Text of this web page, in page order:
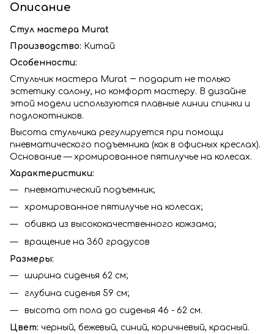
Описание
Стул мастера Murat
Производство: Китай
Особенности:
Стульчик мастера Murat ― подарит не только
эстетику салону, но комфорт мастеру. В дизайне
этой модели используются плавные линии спинки и
подлокотников.
Высота стульчика регулируется при помощи
пневматического подъемника (как в офисных креслах).
Основание — хромированное пятилучье на колесах.
Характеристики:
пневматический подъемник;
хромированное пятилучье на колесах;
обивка из высококачественного кожзама;
вращение на 360 градусов
Размеры:
ширина сиденья 62 см;
глубина сиденья 59 см;
высота от пола до сиденья 46 - 62 см.
Цвет: черный, бежевый, синий, коричневый, красный.